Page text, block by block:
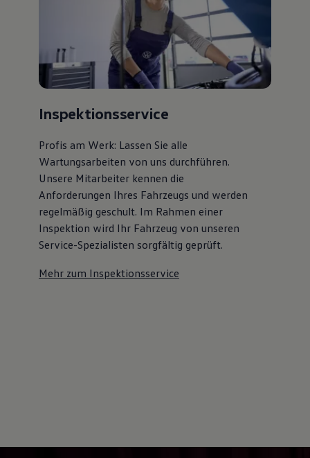
Inspektionsservice
Profis am Werk: Lassen Sie alle
Wartungsarbeiten von uns durchführen.
Unsere Mitarbeiter kennen die
Anforderungen Ihres Fahrzeugs und werden
regelmäßig geschult. Im Rahmen einer
Inspektion wird Ihr Fahrzeug von unseren
Service-Spezialisten sorgfältig geprüft.
Mehr zum Inspektionsservice